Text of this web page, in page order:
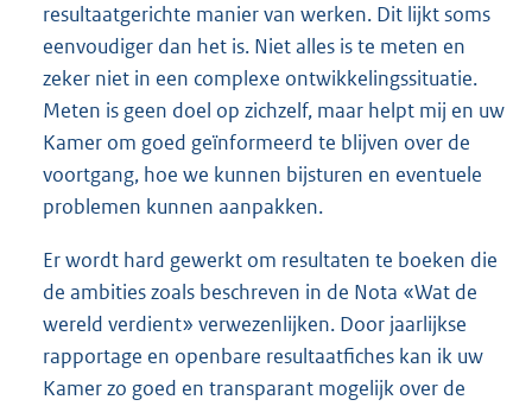
resultaatgerichte manier van werken. Dit lijkt soms
eenvoudiger dan het is. Niet alles is te meten en
zeker niet in een complexe ontwikkelingssituatie.
Meten is geen doel op zichzelf, maar helpt mij en uw
Kamer om goed geïnformeerd te blijven over de
voortgang, hoe we kunnen bijsturen en eventuele
problemen kunnen aanpakken.
Er wordt hard gewerkt om resultaten te boeken die
de ambities zoals beschreven in de Nota «Wat de
wereld verdient» verwezenlijken. Door jaarlijkse
rapportage en openbare resultaatfiches kan ik uw
Kamer zo goed en transparant mogelijk over de